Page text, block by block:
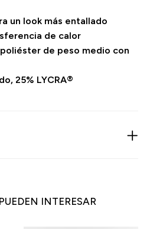
un look más entallado
de calor
de peso medio con
25% LYCRA®
INTERESAR